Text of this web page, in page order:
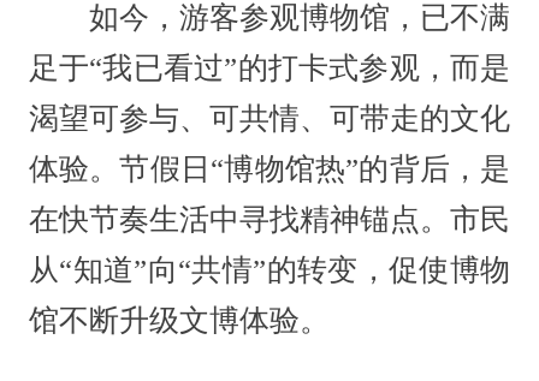
如今，游客参观博物馆，已不满
足于“我已看过”的打卡式参观，而是
渴望可参与、可共情、可带走的文化
体验。节假日“博物馆热”的背后，是
在快节奏生活中寻找精神锚点。市民
从“知道”向“共情”的转变，促使博物
馆不断升级文博体验。